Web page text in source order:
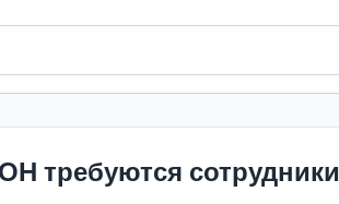
требуются сотрудники